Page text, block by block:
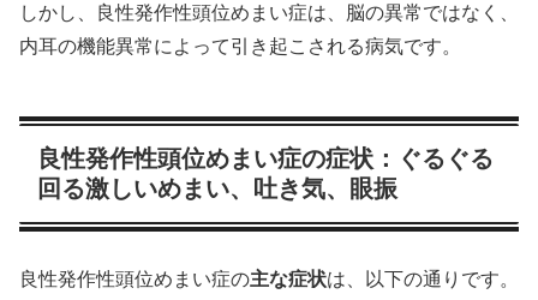
しかし、良性発作性頭位めまい症は、脳の異常ではなく、
内耳の機能異常によって引き起こされる病気です。
良性発作性頭位めまい症の症状：ぐるぐる
回る激しいめまい、吐き気、眼振
良性発作性頭位めまい症の主な症状は、以下の通りです。